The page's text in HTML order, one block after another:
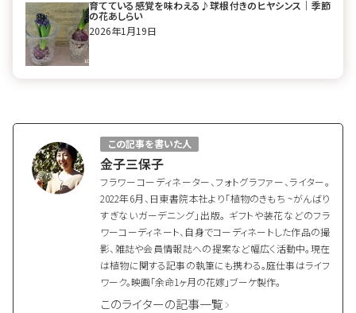
育てている感覚を味わえる♪球根付きのヒヤシンス｜季節
の花あしらい
2026年1月19日
この記事を書いた人
金子三保子
フラワーコーディネーター、フォトグラファー、ライター。
2022年6月、日東書院本社より「植物のきもち ~がんばり
すぎないガーデニング」出版。 ギフトや装花などのフラ
ワーコーディネート、自身でコーディネートした作品の撮
影、雑誌や会員情報誌への提案など幅広く活動中。現在
は植物に関する記事の執筆にも携わる。庭仕事はライフ
ワーク。映画「余命1ヶ月の花嫁」ブーケ製作。
このライターの記事一覧